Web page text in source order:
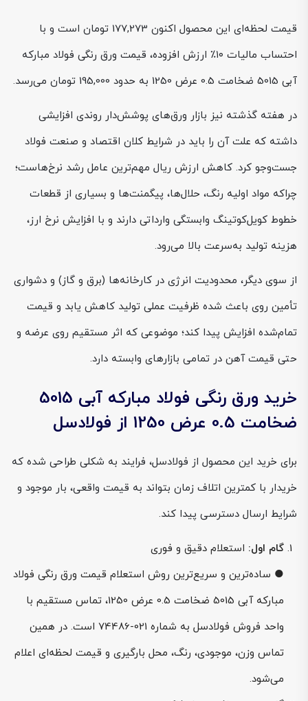
قیمت لحظه‌ای این محصول اکنون 177,273 تومان است و با
احتساب مالیات ۱۰٪ ارزش افزوده، قیمت ورق رنگی فولاد مبارکه
آبی 5015 ضخامت 0.5 عرض 1250 به حدود 195,000 تومان می‌رسد.
در هفته گذشته نیز بازار ورق‌های پوشش‌دار روندی افزایشی
داشته که علت آن را باید در شرایط کلان اقتصاد و صنعت فولاد
جست‌وجو کرد. کاهش ارزش ریال مهم‌ترین عامل رشد نرخ‌هاست؛
چراکه مواد اولیه رنگ، حلال‌ها، پیگمنت‌ها و بسیاری از قطعات
خطوط کویل‌کوتینگ وابستگی وارداتی دارند و با افزایش نرخ ارز،
هزینه تولید به‌سرعت بالا می‌رود.
از سوی دیگر، محدودیت انرژی در کارخانه‌ها (برق و گاز) و دشواری
تأمین روی باعث شده ظرفیت عملی تولید کاهش یابد و قیمت
تمام‌شده افزایش پیدا کند؛ موضوعی که اثر مستقیم روی عرضه و
حتی قیمت آهن در تمامی بازارهای وابسته دارد.
خرید ورق رنگی فولاد مبارکه آبی 5015
ضخامت 0.5 عرض 1250 از فولادسل
برای خرید این محصول از فولادسل، فرایند به شکلی طراحی شده که
خریدار با کمترین اتلاف زمان بتواند به قیمت واقعی، بار موجود و
شرایط ارسال دسترسی پیدا کند.
گام اول: استعلام دقیق و فوری
● ساده‌ترین و سریع‌ترین روش استعلام قیمت ورق رنگی فولاد
مبارکه آبی 5015 ضخامت 0.5 عرض 1250، تماس مستقیم با
واحد فروش فولادسل به شماره 021-74486 است. در همین
تماس وزن، موجودی، رنگ، محل بارگیری و قیمت لحظه‌ای اعلام
می‌شود.